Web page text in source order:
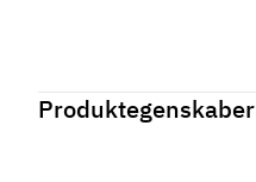
Produktegenskaber